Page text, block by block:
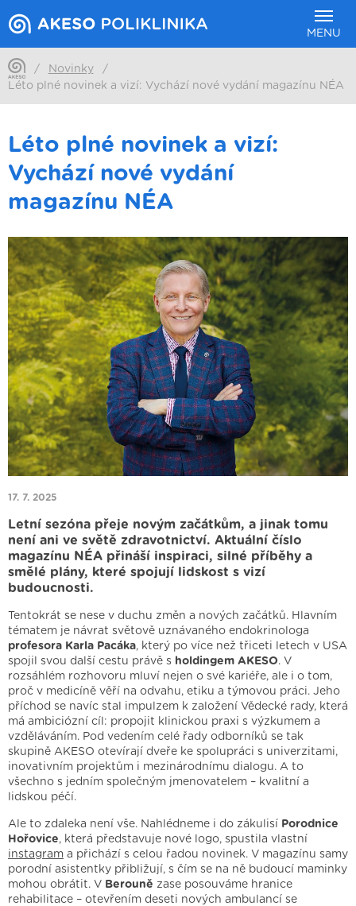
MENU
/ Novinky
/
Léto plné novinek a vizí: Vychází nové vydání magazínu NÉA
Léto plné novinek a vizí:
Vychází nové vydání
magazínu NÉA
17. 7. 2025
Letní sezóna přeje novým začátkům, a jinak tomu
není ani ve světě zdravotnictví. Aktuální číslo
magazínu NÉA přináší inspiraci, silné příběhy a
smělé plány, které spojují lidskost s vizí
budoucnosti.
Tentokrát se nese v duchu změn a nových začátků. Hlavním
tématem je návrat světově uznávaného endokrinologa
profesora Karla Pacáka, který po více než třiceti letech v USA
spojil svou další cestu právě s holdingem AKESO. V
rozsáhlém rozhovoru mluví nejen o své kariéře, ale i o tom,
proč v medicíně věří na odvahu, etiku a týmovou práci. Jeho
příchod se navíc stal impulzem k založení Vědecké rady, která
má ambiciózní cíl: propojit klinickou praxi s výzkumem a
vzděláváním. Pod vedením celé řady odborníků se tak
skupině AKESO otevírají dveře ke spolupráci s univerzitami,
inovativním projektům i mezinárodnímu dialogu. A to
všechno s jedním společným jmenovatelem – kvalitní a
lidskou péčí.
Ale to zdaleka není vše. Nahlédneme i do zákulisí Porodnice
Hořovice, která představuje nové logo, spustila vlastní
instagram a přichází s celou řadou novinek. V magazínu samy
porodní asistentky přibližují, s čím se na ně budoucí maminky
mohou obrátit. V Berouně zase posouváme hranice
rehabilitace – otevřením deseti nových ambulancí se